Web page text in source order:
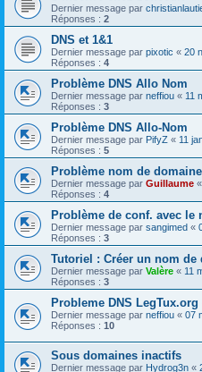
Dernier message par
Réponses : 2
DNS et 1&1
Dernier message par pixotic « 20
Réponses : 4
Problème DNS Allo Nom
Dernier message par neffiou « 11
Réponses : 3
Problème DNS Allo-Nom
Dernier message par PifyZ « 11
Réponses : 5
Problème nom de
Dernier message par Guillaume «
Réponses : 4
Problème de conf. avec le
Dernier message par sangimed «
Réponses : 3
Tutoriel : Créer un nom de
Dernier message par Valère « 11
Réponses : 3
Probleme DNS LegTux.org
Dernier message par neffiou « 07
Réponses : 10
Sous domaines inactifs
Dernier message par Hydrog3n «